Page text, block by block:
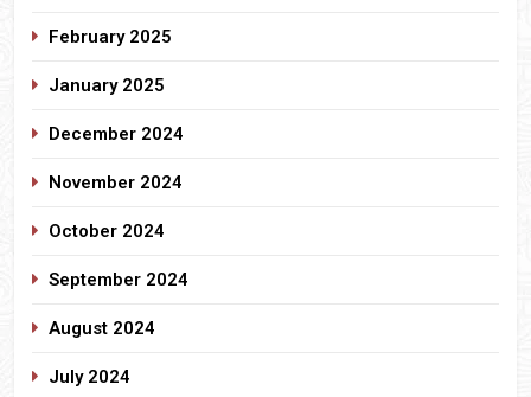
February 2025
January 2025
December 2024
November 2024
October 2024
September 2024
August 2024
July 2024